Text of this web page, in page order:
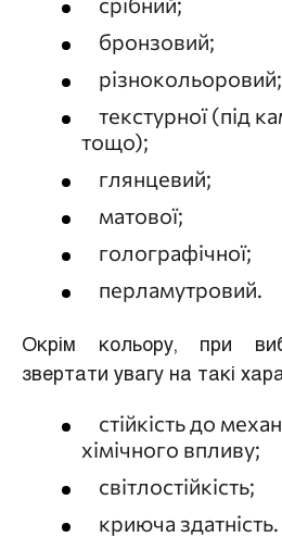
бронзовий;
різнокольоровий;
текстурної (під
тощо);
глянцевий;
матової;
голографічної;
перламутровий.
Окрім кольору, при
звертати увагу на такі
стійкість до
хімічного впливу;
світлостійкість;
криюча здатність.